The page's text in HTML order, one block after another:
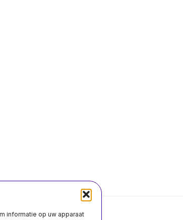
informatie op uw apparaat
ons Contact